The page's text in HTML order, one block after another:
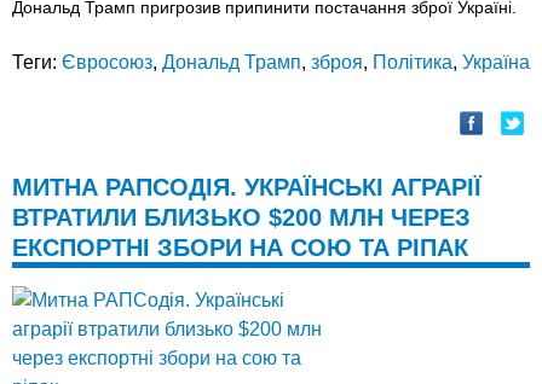
Дональд Трамп пригрозив припинити постачання зброї Україні.
Теги: Євросоюз, Дональд Трамп, зброя, Політика, Україна
МИТНА РАПСОДІЯ. УКРАЇНСЬКІ АГРАРІЇ
ВТРАТИЛИ БЛИЗЬКО $200 МЛН ЧЕРЕЗ
ЕКСПОРТНІ ЗБОРИ НА СОЮ ТА РІПАК